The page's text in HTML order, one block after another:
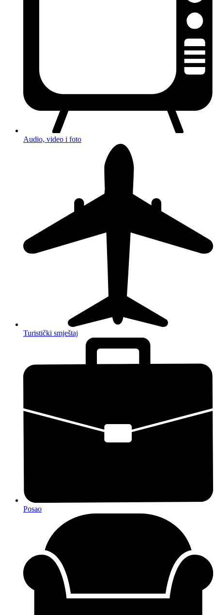
Audio, video i foto
Turistički smještaj
Posao